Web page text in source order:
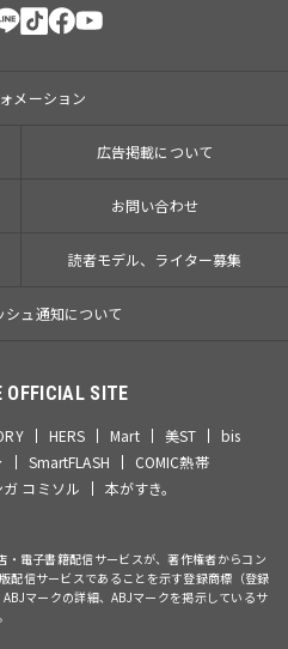
メーション
広告掲載について
お問い合わせ
読者モデル、ライター募集
シュ通知について
OFFICIAL SITE
HERS Mart 美ST
bis
SmartFLASH
COMIC熱帯
ガ コミソル 本がすき。
・電子書籍配信サービスが、著作権者からコン
配信サービスであることを示す登録商標（登録
マークの詳細、ABJマークを掲示しているサ